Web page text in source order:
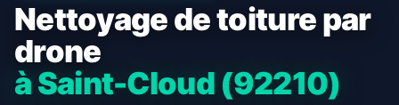
Nettoyage de toiture par
drone
à Saint-Cloud (92210)